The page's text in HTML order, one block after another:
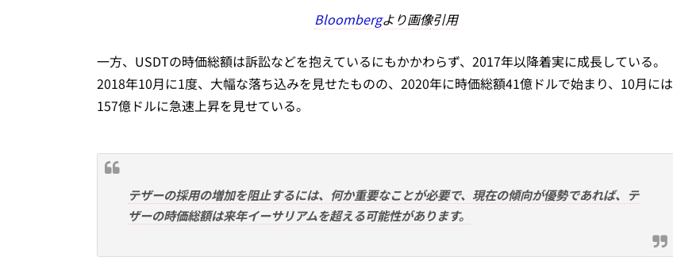
Bloombergより画像引用
一方、USDTの時価総額は訴訟などを抱えているにもかかわらず、2017年以降着実に成長している。
2018年10月に1度、大幅な落ち込みを見せたものの、2020年に時価総額41億ドルで始まり、10月には
157億ドルに急速上昇を見せている。
テザーの採用の増加を阻止するには、何か重要なことが必要で、現在の傾向が優勢であれば、テ
ザーの時価総額は来年イーサリアムを超える可能性があります。